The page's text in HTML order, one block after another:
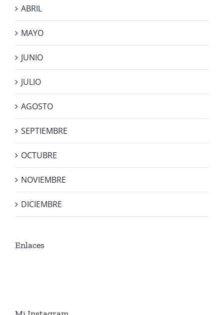
ABRIL
MAYO
JUNIO
JULIO
AGOSTO
SEPTIEMBRE
OCTUBRE
NOVIEMBRE
DICIEMBRE
Enlaces